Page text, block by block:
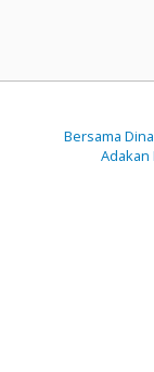
Bersama
Adakan